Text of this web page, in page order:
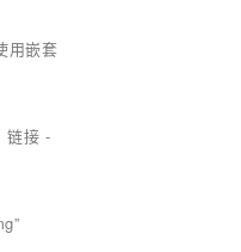
用嵌套
链接 -